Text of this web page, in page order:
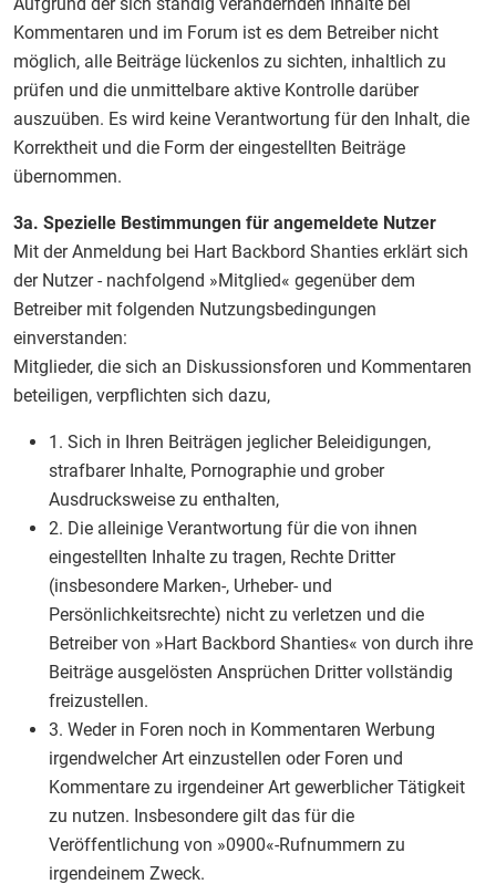
Kommentaren und im Forum ist es dem Betreiber nicht
möglich, alle Beiträge lückenlos zu sichten, inhaltlich zu
prüfen und die unmittelbare aktive Kontrolle darüber
auszuüben. Es wird keine Verantwortung für den Inhalt, die
Korrektheit und die Form der eingestellten Beiträge
übernommen.
3a. Spezielle Bestimmungen für angemeldete Nutzer
Mit der Anmeldung bei Hart Backbord Shanties erklärt sich
der Nutzer - nachfolgend »Mitglied« gegenüber dem
Betreiber mit folgenden Nutzungsbedingungen
einverstanden:
Mitglieder, die sich an Diskussionsforen und Kommentaren
beteiligen, verpflichten sich dazu,
1. Sich in Ihren Beiträgen jeglicher Beleidigungen,
strafbarer Inhalte, Pornographie und grober
Ausdrucksweise zu enthalten,
2. Die alleinige Verantwortung für die von ihnen
eingestellten Inhalte zu tragen, Rechte Dritter
(insbesondere Marken-, Urheber- und
Persönlichkeitsrechte) nicht zu verletzen und die
Betreiber von »Hart Backbord Shanties« von durch ihre
Beiträge ausgelösten Ansprüchen Dritter vollständig
freizustellen.
3. Weder in Foren noch in Kommentaren Werbung
irgendwelcher Art einzustellen oder Foren und
Kommentare zu irgendeiner Art gewerblicher Tätigkeit
zu nutzen. Insbesondere gilt das für die
Veröffentlichung von »0900«-Rufnummern zu
irgendeinem Zweck.